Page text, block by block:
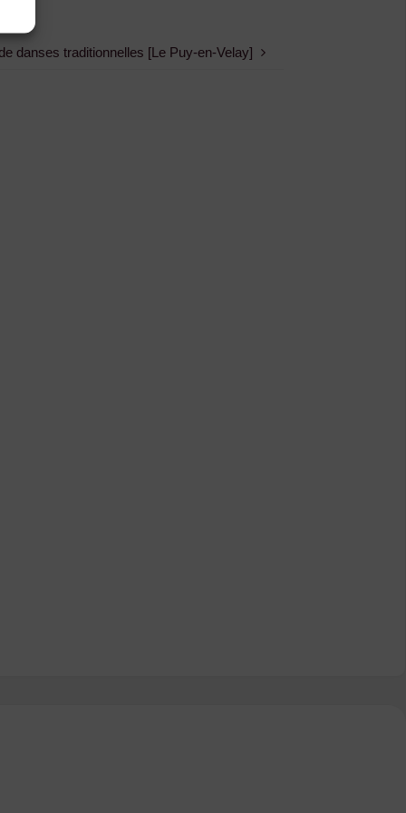
danses traditionnelles [Le Puy-en-Velay]